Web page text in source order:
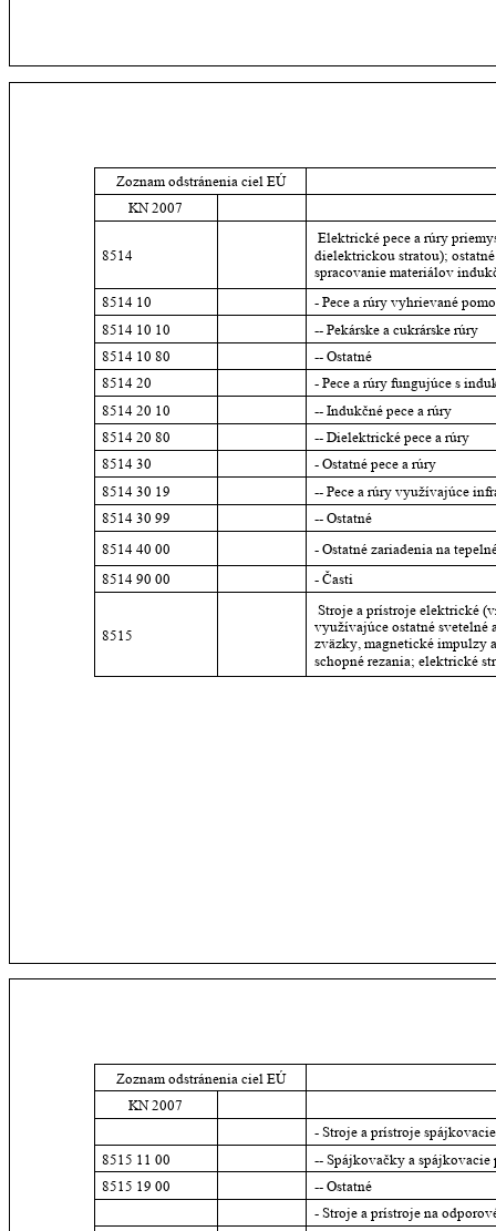
Zoznam odstránenia ciel EÚ
KN 2007
8514
Elektrické pece a rúry
dielektrickou stratou);
spracovanie materiálov
8514 10
- Pece a rúry vyhrievané
8514 10 10
-- Pekárske a cukrárske rúry
8514 10 80
-- Ostatné
8514 20
- Pece a rúry fungujúce s
8514 20 10
-- Indukčné pece a rúry
8514 20 80
-- Dielektrické pece a rúry
8514 30
- Ostatné pece a rúry
8514 30 19
-- Pece a rúry využívajúce
8514 30 99
-- Ostatné
8514 40 00
- Ostatné zariadenia na
8514 90 00
- Časti
8515
Stroje a prístroje elektrické
využívajúce ostatné
zväzky, magnetické impulzy
schopné rezania; elektrické
Zoznam odstránenia ciel EÚ
KN 2007
- Stroje a prístroje
8515 11 00
-- Spájkovačky a spájkovacie
8515 19 00
-- Ostatné
- Stroje a prístroje na